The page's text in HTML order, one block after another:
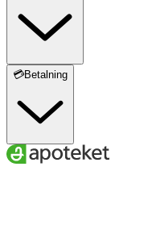
💳Betalning